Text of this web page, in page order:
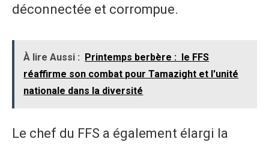
déconnectée et corrompue.
À lire Aussi : Printemps berbère : le FFS
réaffirme son combat pour Tamazight et l'unité
nationale dans la diversité
Le chef du FFS a également élargi la